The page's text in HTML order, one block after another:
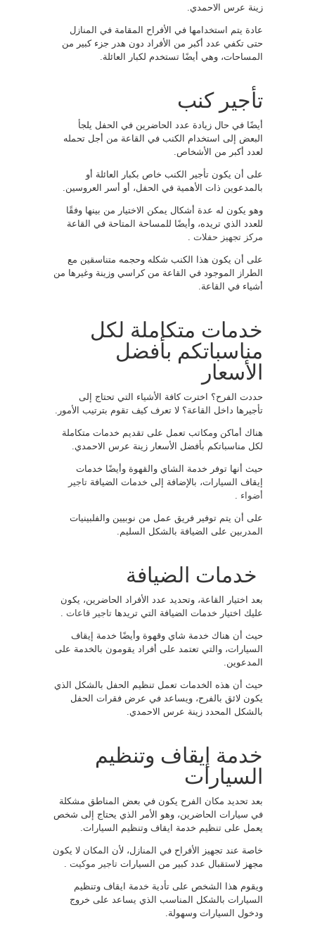
زينة عرس الاحمدي.
عادة يتم استخدامها في الأفراح المقامة في المنازل
حتى تكفي عدد أكبر من الأفراد دون هدر جزء كبير من
المساحات، وهي أيضًا تستخدم لكبار العائلة.
تأجير كنب
أيضًا في حال زيادة عدد الحاضرين في الحفل يلجأ
البعض إلى استخدام الكنب في القاعة من أجل تحمله
لعدد أكبر من الأشخاص.
على أن يكون تأجير الكنب خاص بكبار العائلة أو
بالمدعوين ذات الأهمية في الحفل، أو أسر العروسين.
وهو يكون له عدة أشكال يمكن الاختيار من بينها وفقًا
للعدد الذي تريده، وأيضًا للمساحة المتاحة في القاعة
مركز تجهيز حفلات
على أن يكون هذا الكنب شكله وحجمه متناسقين مع
الطراز الموجود في القاعة من كراسي وزينة وغيرها من
أشياء في القاعة.
خدمات متكاملة لكل
مناسباتكم بأفضل
الأسعار
حددت الفرح؟ اخترت كافة الأشياء التي تحتاج إلى
تأجيرها داخل القاعة؟ لا تعرف كيف تقوم بترتيب الأمور.
هناك أماكن ومكاتب تعمل على تقديم خدمات متكاملة
لكل مناسباتكم بأفضل الأسعار زينة عرس الاحمدي.
حيث أنها توفر خدمة الشاي والقهوة وأيضًا خدمات
إيقاف السيارات، بالإضافة إلى خدمات الضيافة تاجير
أضواء
على أن يتم توفير فريق عمل من نوبيين والفلبينيات
المدربين على الضيافة بالشكل السليم.
خدمات الضيافة
بعد اختيار القاعة، وتحديد عدد الأفراد الحاضرين، يكون
عليك اختيار خدمات الضيافة التي تريدها تاجير قاعات
حيث أن هناك خدمة شاي وقهوة وأيضًا خدمة إيقاف
السيارات، والتي تعتمد على أفراد يقومون بالخدمة على
المدعوين.
حيث أن هذه الخدمات تعمل تنظيم الحفل بالشكل الذي
يكون لائق بالفرح، ويساعد في عرض فقرات الحفل
بالشكل المحدد زينة عرس الاحمدي.
خدمة إيقاف وتنظيم
السيارات
بعد تحديد مكان الفرح يكون في بعض المناطق مشكلة
في سيارات الحاضرين، وهو الأمر الذي يحتاج إلى شخص
يعمل على تنظيم خدمة ايقاف وتنظيم السيارات.
خاصة عند تجهيز الأفراح في المنازل، لأن المكان لا يكون
مجهز لاستقبال عدد كبير من السيارات تاجير موكيت
ويقوم هذا الشخص على تأدية خدمة ايقاف وتنظيم
السيارات بالشكل المناسب الذي يساعد على خروج
ودخول السيارات وسهولة.